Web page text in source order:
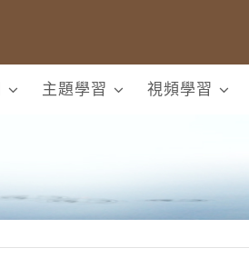
主題學習 視頻學習